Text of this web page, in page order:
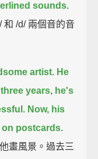
sounds.
和 /d/ 兩個音的音
artist. He
years, he's
Now, his
postcards.
畫風景。過去三